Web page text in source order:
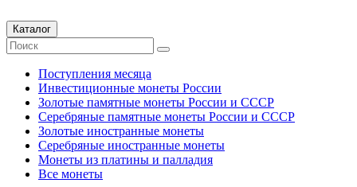
Каталог
Поступления месяца
Инвестиционные монеты России
Золотые памятные монеты России и СССР
Серебряные памятные монеты России и СССР
Золотые иностранные монеты
Серебряные иностранные монеты
Монеты из платины и палладия
Все монеты